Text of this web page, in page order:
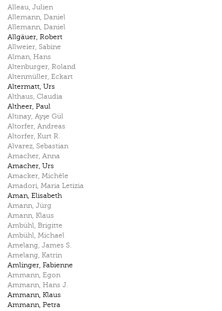
Alleau, Julien
Allemann, Daniel
Allemann, Daniel
Allgäuer, Robert
Allweier, Sabine
Alman, Hans
Altenburger, Roland
Altenmüller, Eckart
Altermatt, Urs
Althaus, Claudia
Altheer, Paul
Altınay, Ayşe Gül
Altorfer, Andreas
Altorfer, Kurt R.
Alvarez, Sebastian
Amacher, Anna
Amacher, Urs
Amacker, Michèle
Amadori, Maria Letizia
Aman, Elisabeth
Amann, Jürg
Amann, Klaus
Ambühl, Brigitte
Ambühl, Michael
Amelang, James S.
Amelang, Katrin
Amlinger, Fabienne
Ammann, Egon
Ammann, Hans J.
Ammann, Klaus
Ammann, Petra